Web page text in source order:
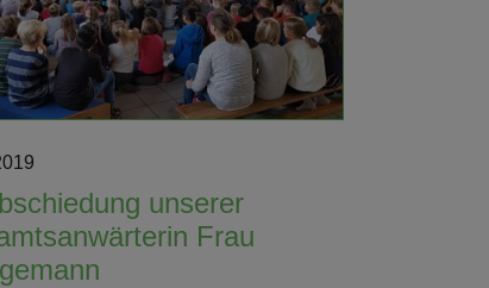
unserer
Frau